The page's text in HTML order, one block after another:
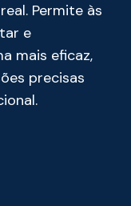
Permite às
e
mais eficaz,
precisas